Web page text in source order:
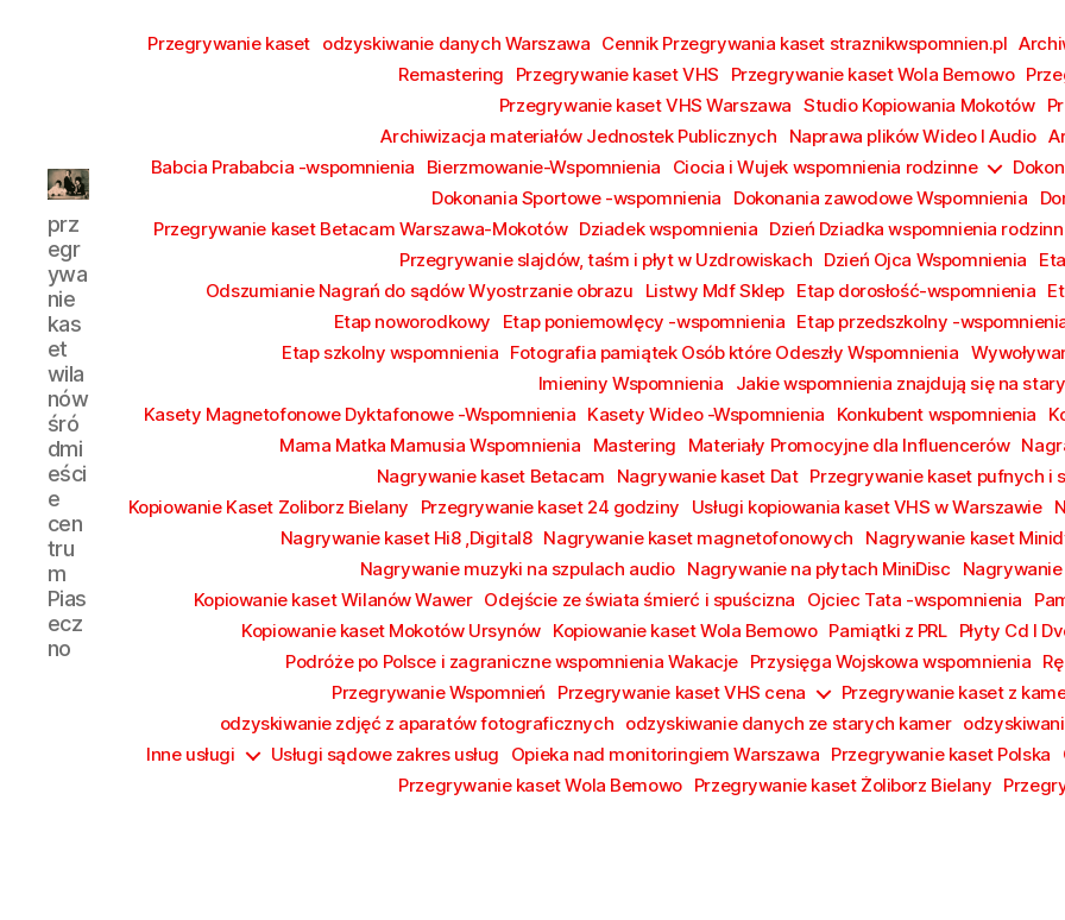
kaset
wilanów
śródmieście
piaseczno
prz
egr
ywa
nie
kas
et
wila
nów
śró
dmi
eści
e
cen
tru
m
Pias
ecz
no
Przegrywanie kaset odzyskiwanie danych Warszawa Cennik Przegrywania kaset straznikwspomnien.pl
Remastering
Przegrywanie kaset VHS Przegrywanie kaset Wola Bemowo
Przegrywanie kaset VHS Warszawa Studio Kopiowania Mokotów
Archiwizacja materiałów Jednostek Publicznych
Naprawa plików Wideo I Audio
Babcia Prababcia -wspomnienia
Bierzmowanie-Wspomnienia Ciocia i Wujek wspomnienia rodzinne
Dokonania Sportowe -wspomnienia
Dokonania zawodowe Wspomnienia
Przegrywanie kaset Betacam Warszawa-Mokotów Dziadek wspomnienia Dzień Dziadka wspomnienia
Przegrywanie slajdów, taśm i płyt w Uzdrowiskach Dzień Ojca Wspomnienia
Odszumianie Nagrań do sądów Wyostrzanie obrazu
Listwy Mdf Sklep Etap dorosłość-wspomnienia
Etap noworodkowy
Etap poniemowlęcy -wspomnienia Etap przedszkolny -
Etap szkolny wspomnienia Fotografia pamiątek Osób które Odeszły Wspomnienia
Imieniny Wspomnienia
Jakie wspomnienia znajdują się na
Kasety Magnetofonowe Dyktafonowe -Wspomnienia Kasety Wideo -Wspomnienia Konkubent wspomnienia
Mama Matka Mamusia Wspomnienia
Mastering Materiały Promocyjne dla Influencerów
Nagrywanie kaset Betacam
Nagrywanie kaset Dat Przegrywanie kaset pufnych i
Kopiowanie Kaset Zoliborz Bielany
Przegrywanie kaset 24 godziny Usługi kopiowania kaset VHS w Warszawie
Nagrywanie kaset Hi8 ,Digital8 Nagrywanie kaset magnetofonowych
Nagrywanie kaset
Nagrywanie muzyki na szpulach audio Nagrywanie na płytach MiniDisc
Nagrywanie
Kopiowanie kaset Wilanów Wawer Odejście ze świata śmierć i spuścizna Ojciec Tata -wspomnienia
Kopiowanie kaset Mokotów Ursynów Kopiowanie kaset Wola Bemowo Pamiątki z PRL Płyty Cd I
Podróże po Polsce i zagraniczne wspomnienia Wakacje Przysięga Wojskowa wspomnienia
Przegrywanie Wspomnień
Przegrywanie kaset VHS cena
Przegrywanie kaset z
odzyskiwanie zdjęć z aparatów fotograficznych odzyskiwanie danych ze starych kamer
Inne usługi
Usługi sądowe zakres usług Opieka nad monitoringiem Warszawa Przegrywanie kaset Polska
Przegrywanie kaset Wola Bemowo Przegrywanie kaset Żoliborz Bielany